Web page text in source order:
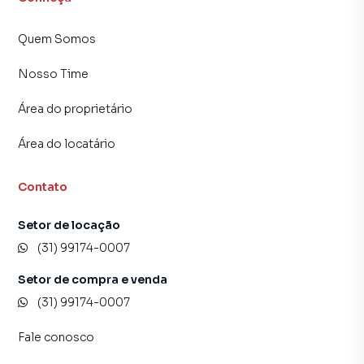
time de programadores, corretores treinados e uma
proprietários e inquilinos.
Quem Somos
Nosso Time
Área do proprietário
Área do locatário
Contato
Setor de locação
(31) 99174-0007
Setor de compra e venda
(31) 99174-0007
Fale conosco